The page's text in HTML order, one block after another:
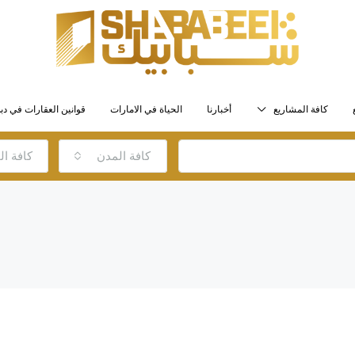
كافة المشاريع أخبارنا الحياة في الامارات قوانين العقارات في
كافة المدن كافة